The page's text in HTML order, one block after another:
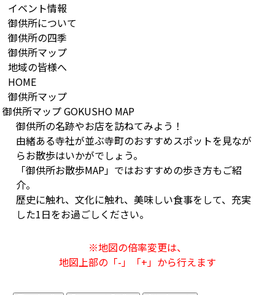
イベント情報
御供所について
御供所の四季
御供所マップ
地域の皆様へ
HOME
御供所マップ
御供所マップGOKUSHO MAP
御供所の名跡やお店を訪ねてみよう！
由緒ある寺社が並ぶ寺町のおすすめスポットを見なが
らお散歩はいかがでしょう。
「御供所お散歩MAP」ではおすすめの歩き方もご紹
介。
歴史に触れ、文化に触れ、美味しい食事をして、充実
した1日をお過ごしください。
※地図の倍率変更は、
地図上部の「-」「+」から行えます